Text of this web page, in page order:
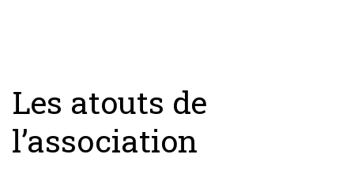
Les atouts de
l’association